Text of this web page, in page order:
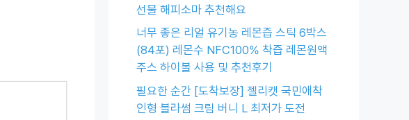
선물 해피소마 추천해요
너무 좋은 리얼 유기농 레몬즙 스틱 6박스
(84포) 레몬수 NFC100% 착즙 레몬원액
주스 하이볼 사용 및 추천후기
필요한 순간 [도착보장] 젤리캣 국민애착
인형 블라썸 크림 버니 L 최저가 도전